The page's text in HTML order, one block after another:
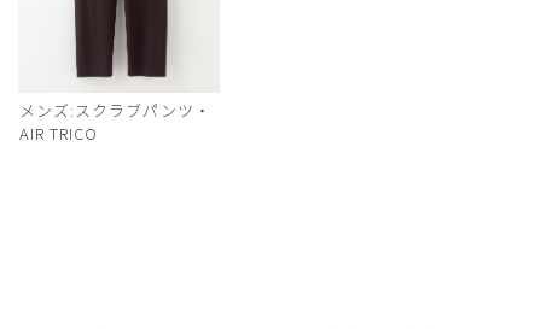
メンズ:スクラブパンツ・
AIR TRICO